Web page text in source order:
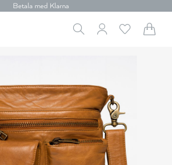
Betala med Klarna
Gratis frakt över 699 kr.